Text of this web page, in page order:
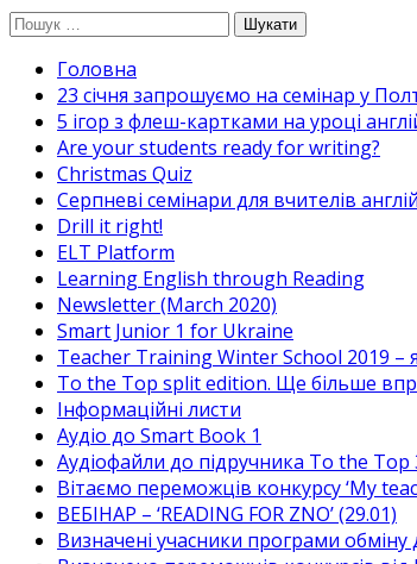
Перейти
вмісту
Пошук:
Головна
23 січня запрошуємо на семінар у
5 ігор з флеш-картками на уроці
Are your students ready for writing?
Christmas Quiz
Cерпневі семінари для вчителів
Drill it right!
ELT Platform
Learning English through Reading
Newsletter (March 2020)
Smart Junior 1 for Ukraine
Teacher Training Winter School 2019 –
To the Top split edition. Ще більше
Інформаційні листи
Аудіо до Smart Book 1
Аудіофайли до підручника To the Top
Вітаємо переможців конкурсу ‘My
ВЕБІНАР – ‘READING FOR ZNO’ (29.01)
Визначені учасники програми обміну